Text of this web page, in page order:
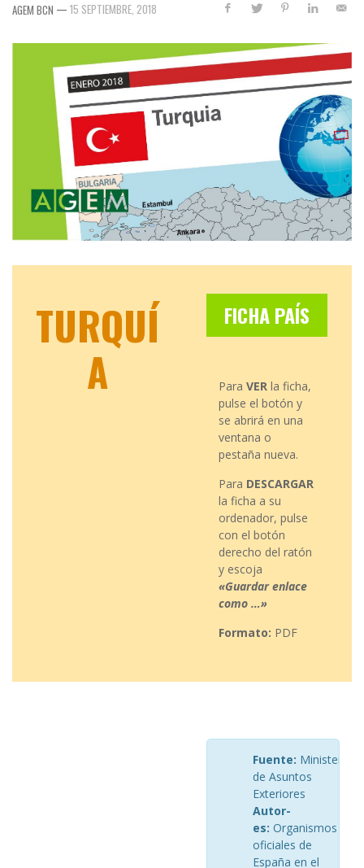
AGEM BCN — 15 SEPTIEMBRE, 2018
TURQUÍ
A
FICHA PAÍS
Para VER la ficha,
pulse el botón y
se abrirá en una
ventana o
pestaña nueva.
Para DESCARGAR
la ficha a su
ordenador, pulse
con el botón
derecho del ratón
y escoja
«Guardar enlace
como …»
Formato: PDF
Fuente: Ministerio
de Asuntos
Exteriores
Autor-
es: Organismos
oficiales de
España en el